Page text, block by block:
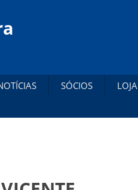
SÓCIOS LOJA